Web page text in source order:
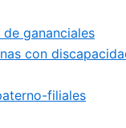
gananciales
con
filiales